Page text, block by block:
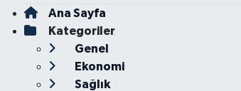
Ana Sayfa
Kategoriler
Genel
Ekonomi
Sağlık